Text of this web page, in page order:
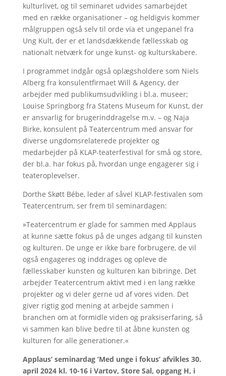
kulturlivet, og til seminaret udvides samarbejdet
med en række organisationer – og heldigvis kommer
målgruppen også selv til orde via et ungepanel fra
Ung Kult, der er et landsdækkende fællesskab og
nationalt netværk for unge kunst- og kulturskabere.
I programmet indgår også oplægsholdere som Niels
Alberg fra konsulentfirmaet Will & Agency, der
arbejder med publikumsudvikling i bl.a. museer;
Louise Springborg fra Statens Museum for Kunst, der
er ansvarlig for brugerinddragelse m.v. – og Naja
Birke, konsulent på Teatercentrum med ansvar for
diverse ungdomsrelaterede projekter og
medarbejder på KLAP-teaterfestival for små og store,
der bl.a. har fokus på, hvordan unge engagerer sig i
teateroplevelser.
Dorthe Skøtt Bébe, leder af såvel KLAP-festivalen som
Teatercentrum, ser frem til seminardagen:
»Teatercentrum er glade for sammen med Applaus
at kunne sætte fokus på de unges adgang til kunsten
og kulturen. De unge er ikke bare forbrugere, de vil
også engageres og inddrages og opleve de
fællesskaber kunsten og kulturen kan bibringe. Det
arbejder Teatercentrum aktivt med i en lang række
projekter og vi deler gerne ud af vores viden. Det
giver rigtig god mening at arbejde sammen i
branchen om at formidle viden og praksiserfaring, så
vi sammen kan blive bedre til at åbne kunsten og
kulturen for alle generationer.«
Applaus’ seminardag ’Med unge i fokus’ afvikles 30.
april 2024 kl. 10-16 i Vartov, Store Sal, opgang H, i